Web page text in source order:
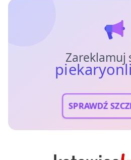
Zareklamuj
SPRAWDŹ